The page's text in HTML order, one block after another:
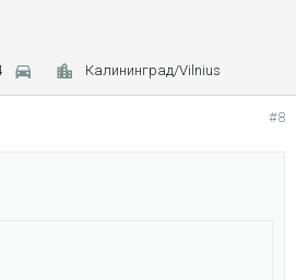
Калининград/Vilnius
#8